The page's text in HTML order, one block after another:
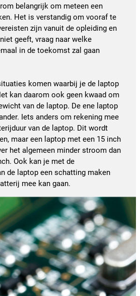
belangrijk om meteen een
Het is verstandig om vooraf te
zijn vanuit de opleiding en
geeft, vraag naar welke
in de toekomst zal gaan
komen waarbij je de laptop
kan daarom ook geen kwaad om
van de laptop. De ene laptop
Iets anders om rekening mee
van de laptop. Dit wordt
maar een laptop met een 15 inch
het algemeen minder stroom dan
Ook kan je met de
de laptop een schatting maken
mee kan gaan.